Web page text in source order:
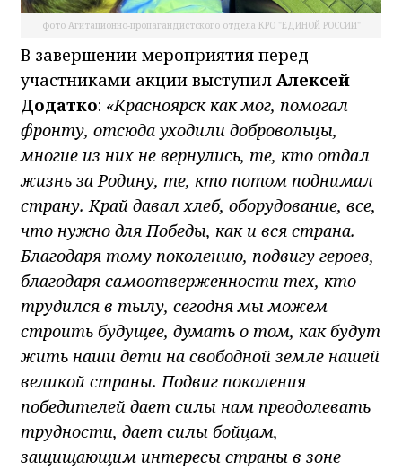
фото Агитационно-пропагандистского отдела КРО "ЕДИНОЙ РОССИИ"
В завершении мероприятия перед
участниками акции выступил Алексей
Додатко: «Красноярск как мог, помогал
фронту, отсюда уходили добровольцы,
многие из них не вернулись, те, кто отдал
жизнь за Родину, те, кто потом поднимал
страну. Край давал хлеб, оборудование, все,
что нужно для Победы, как и вся страна.
Благодаря тому поколению, подвигу героев,
благодаря самоотверженности тех, кто
трудился в тылу, сегодня мы можем
строить будущее, думать о том, как будут
жить наши дети на свободной земле нашей
великой страны. Подвиг поколения
победителей дает силы нам преодолевать
трудности, дает силы бойцам,
защищающим интересы страны в зоне